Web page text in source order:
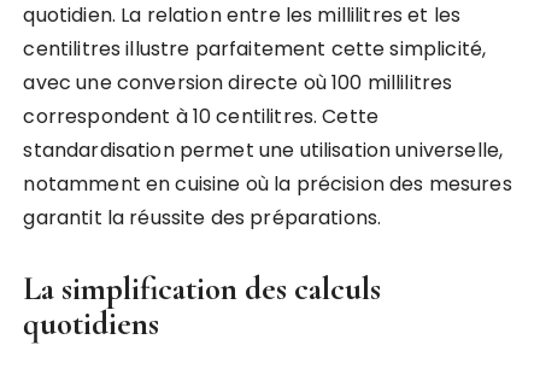
quotidien. La relation entre les millilitres et les
centilitres illustre parfaitement cette simplicité,
avec une conversion directe où 100 millilitres
correspondent à 10 centilitres. Cette
standardisation permet une utilisation universelle,
notamment en cuisine où la précision des mesures
garantit la réussite des préparations.
La simplification des calculs
quotidiens